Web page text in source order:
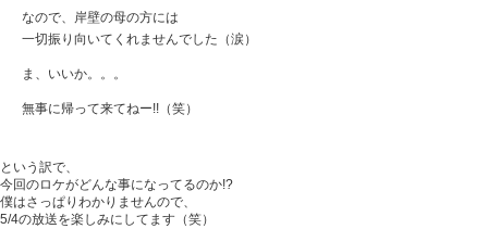
なので、岸壁の母の方には
一切振り向いてくれませんでした（涙）
ま、いいか。。。
無事に帰って来てねー!!（笑）
という訳で、
今回のロケがどんな事になってるのか!?
僕はさっぱりわかりませんので、
5/4の放送を楽しみにしてます（笑）